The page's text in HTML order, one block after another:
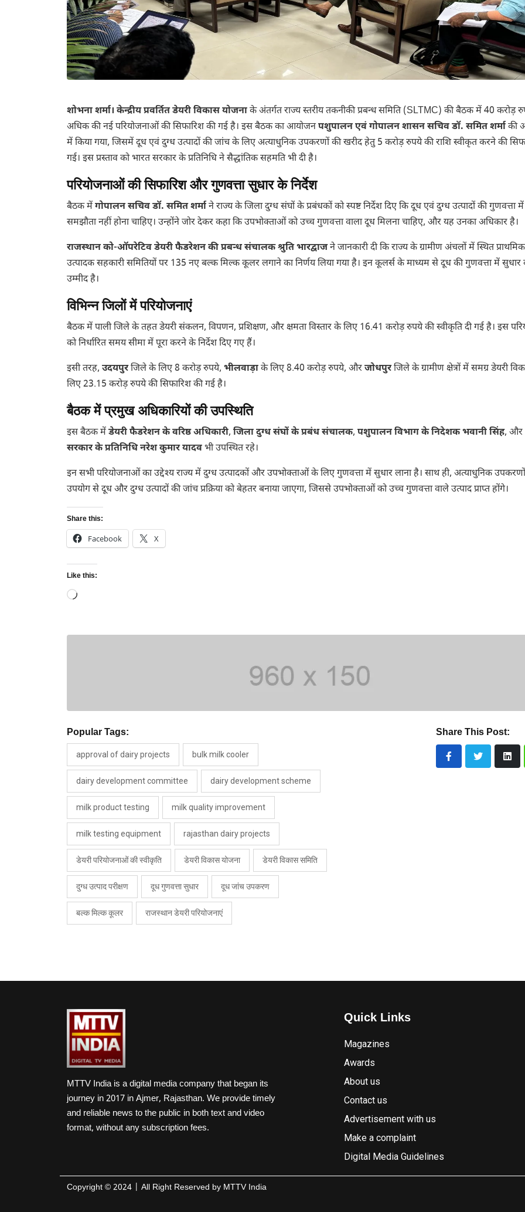
शोभना शर्मा। केन्द्रीय प्रवर्तित डेयरी विकास योजनाके अंतर्गत राज्य स्तरीय तकनीकी प्रबन्ध समिति (SLTMC) की बैठक में 40 करोड़
अधिक की नई परियोजनाओं की सिफारिश की गई है। इस बैठक का आयोजनपशुपालन एवं गोपालन शासन सचिव डॉ. समित शर्माकी
में किया गया, जिसमें दूध एवं दुग्ध उत्पादों की जांच के लिए अत्याधुनिक उपकरणों की खरीद हेतु 5 करोड़ रुपये की राशि स्वीकृत करने की
गई। इस प्रस्ताव को भारत सरकार के प्रतिनिधि ने सैद्धांतिक सहमति भी दी है।
परियोजनाओं की सिफारिश और गुणवत्ता सुधार के निर्देश
बैठक मेंगोपालन सचिव डॉ. समित शर्माने राज्य के जिला दुग्ध संघों के प्रबंधकों को स्पष्ट निर्देश दिए कि दूध एवं दुग्ध उत्पादों की गुणवत्ता
समझौता नहीं होना चाहिए। उन्होंने जोर देकर कहा कि उपभोक्ताओं को उच्च गुणवत्ता वाला दूध मिलना चाहिए, और यह उनका अधिकार है।
राजस्थान को-ऑपरेटिव डेयरी फैडरेशन की प्रबन्ध संचालक श्रुति भारद्वाजने जानकारी दी कि राज्य के ग्रामीण अंचलों में स्थित
उत्पादक सहकारी समितियों पर 135 नए बल्क मिल्क कूलर लगाने का निर्णय लिया गया है। इन कूलर्स के माध्यम से दूध की गुणवत्ता में सुधार
उम्मीद है।
विभिन्न जिलों में परियोजनाएं
बैठक में पाली जिले के तहत डेयरी संकलन, विपणन, प्रशिक्षण, और क्षमता विस्तार के लिए 16.41 करोड़ रुपये की स्वीकृति दी गई है। इस
को निर्धारित समय सीमा में पूरा करने के निर्देश दिए गए हैं।
इसी तरह, उदयपुरजिले के लिए 8 करोड़ रुपये, भीलवाड़ाके लिए 8.40 करोड़ रुपये, औरजोधपुरजिले के ग्रामीण क्षेत्रों में समग्र डेयरी
लिए 23.15 करोड़ रुपये की सिफारिश की गई है।
बैठक में प्रमुख अधिकारियों की उपस्थिति
इस बैठक मेंडेयरी फैडरेशन के वरिष्ठ अधिकारी, जिला दुग्ध संघों के प्रबंध संचालक, पशुपालन विभाग के निदेशक भवानी सिंह, और
सरकार के प्रतिनिधि नरेश कुमार यादवभी उपस्थित रहे।
इन सभी परियोजनाओं का उद्देश्य राज्य में दुग्ध उत्पादकों और उपभोक्ताओं के लिए गुणवत्ता में सुधार लाना है। साथ ही, अत्याधुनिक
उपयोग से दूध और दुग्ध उत्पादों की जांच प्रक्रिया को बेहतर बनाया जाएगा, जिससे उपभोक्ताओं को उच्च गुणवत्ता वाले उत्पाद प्राप्त होंगे।
Share this:
Facebook X
Like this:
Loading…
Popular Tags:
approval of dairy projects bulk milk cooler
dairy development committee dairy development scheme
milk product testing milk quality improvement
milk testing equipment rajasthan dairy projects
डेयरी परियोजनाओं की स्वीकृति डेयरी विकास योजना डेयरी विकास समिति
दुग्ध उत्पाद परीक्षण दूध गुणवत्ता सुधार दूध जांच उपकरण
बल्क मिल्क कूलर राजस्थान डेयरी परियोजनाएं
Share This Post:
MTTV India is a digital media company that began its
journey in 2017 in Ajmer, Rajasthan. We provide timely
and reliable news to the public in both text and video
format, without any subscription fees.
Quick Links
Magazines
Awards
About us
Contact us
Advertisement with us
Make a complaint
Digital Media Guidelines
Copyright © 2024 | All Right Reserved by MTTV India